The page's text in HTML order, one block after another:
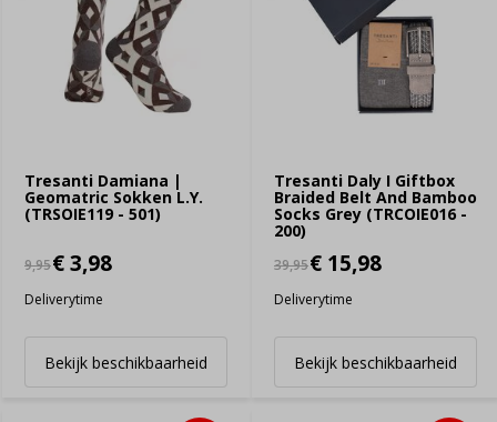
Tresanti Damiana |
Geomatric Sokken L.Y.
(TRSOIE119 - 501)
9,95€ 3,98
Deliverytime
Bekijk beschikbaarheid
Tresanti Daly I Giftbox
Braided Belt And Bamboo
Socks Grey (TRCOIE016 -
200)
39,95€ 15,98
Deliverytime
Bekijk beschikbaarheid